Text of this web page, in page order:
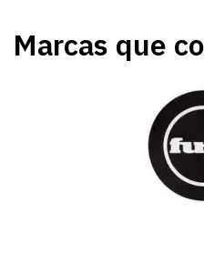
Marcas que